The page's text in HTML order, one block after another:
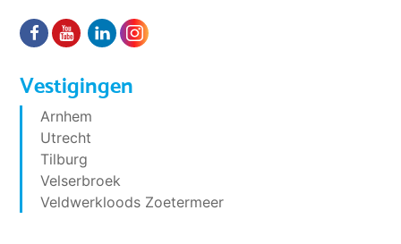
Vestigingen
Arnhem
Utrecht
Tilburg
Velserbroek
Veldwerkloods Zoetermeer